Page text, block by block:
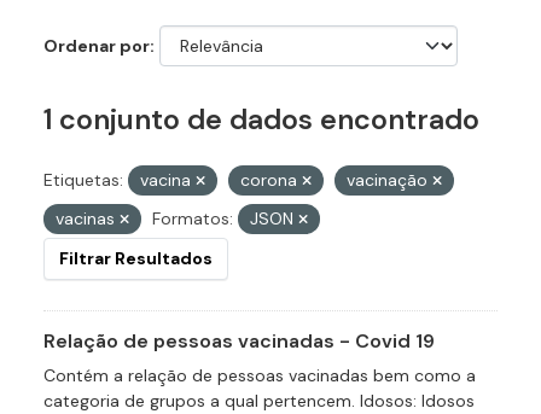
Ordenar por
1 conjunto de dados encontrado
Etiquetas: vacina corona
vacinação
vacinas
Formatos:
JSON
Filtrar Resultados
Relação de pessoas vacinadas - Covid 19
Contém a relação de pessoas vacinadas bem como a
categoria de grupos a qual pertencem. Idosos: Idosos